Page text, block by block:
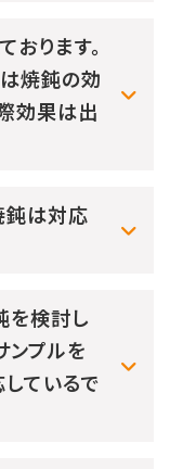
ります。
焼鈍の効
効果は出
鈍は対応
を検討し
プルを
ているで